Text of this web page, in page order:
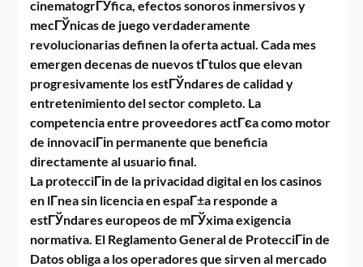
cinematogrГЎfica, efectos sonoros inmersivos y
mecГЎnicas de juego verdaderamente
revolucionarias definen la oferta actual. Cada mes
emergen decenas de nuevos tГ­tulos que elevan
progresivamente los estГЎndares de calidad y
entretenimiento del sector completo. La
competencia entre proveedores actГєa como motor
de innovaciГіn permanente que beneficia
directamente al usuario final.
La protecciГіn de la privacidad digital en los casinos
en lГ­nea sin licencia en espaГ±a responde a
estГЎndares europeos de mГЎxima exigencia
normativa. El Reglamento General de ProtecciГіn de
Datos obliga a los operadores que sirven al mercado